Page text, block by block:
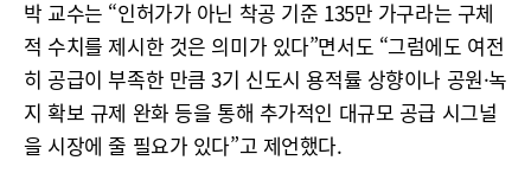
박 교수는 “인허가가 아닌 착공 기준 135만 가구라는 구체
적 수치를 제시한 것은 의미가 있다”면서도 “그럼에도 여전
히 공급이 부족한 만큼 3기 신도시 용적률 상향이나 공원·녹
지 확보 규제 완화 등을 통해 추가적인 대규모 공급 시그널
을 시장에 줄 필요가 있다”고 제언했다.